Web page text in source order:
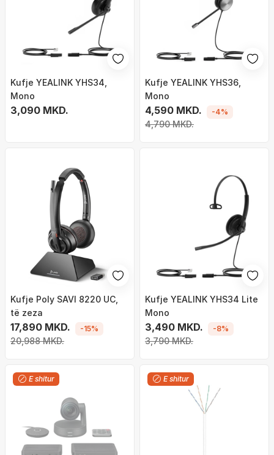
Kufje YEALINK YHS34,
Mono
3,090 MKD.
Kufje YEALINK YHS36,
Mono
4,590 MKD.
4,790 MKD.
-4%
Kufje Poly SAVI 8220 UC,
të zeza
17,890 MKD.
20,988 MKD.
-15%
Kufje YEALINK YHS34 Lite
Mono
3,490 MKD.
3,790 MKD.
-8%
E shitur E shitur